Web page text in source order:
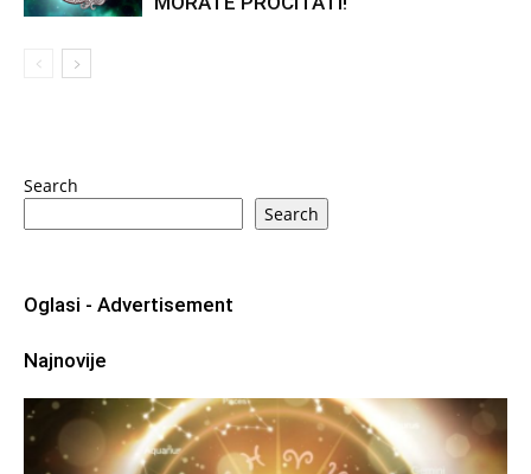
Search
Search
Oglasi - Advertisement
Najnovije